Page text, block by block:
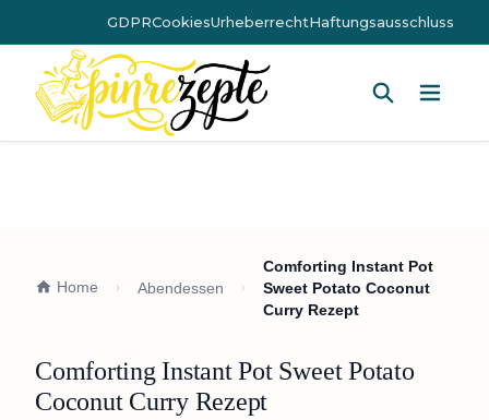
GDPRCookiesUrheberrechtHaftungsausschluss
Home Abendessen
Comforting Instant Pot
Sweet Potato Coconut
Curry Rezept
Comforting Instant Pot Sweet Potato
Coconut Curry Rezept